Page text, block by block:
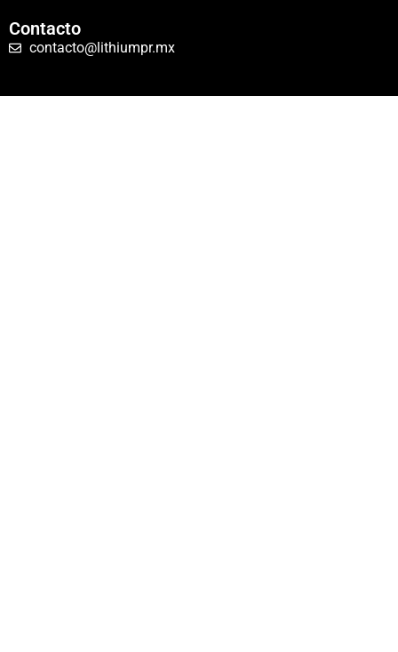
Contacto
contacto@lithiumpr.mx